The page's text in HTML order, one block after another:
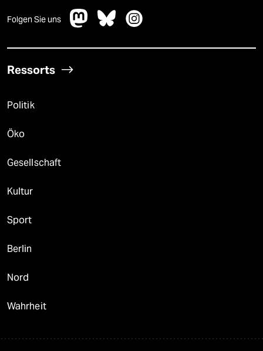
Folgen Sie uns
Ressorts
Politik
Öko
Gesellschaft
Kultur
Sport
Berlin
Nord
Wahrheit